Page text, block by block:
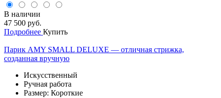
В наличии
47 500 руб.
Подробнее Купить
Парик AMY SMALL DELUXE — отличная стрижка,
созданная вручную
Искусственный
Ручная работа
Размер: Короткие